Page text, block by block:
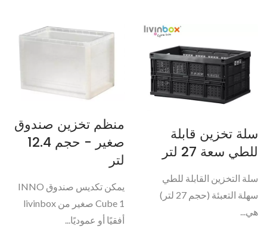
سلة تخزين قابلة
للطي سعة 27 لتر
سلة التخزين القابلة للطي
سهلة التعبئة (حجم 27 لتر)
هي...
منظم تخزين صندوق
صغير - حجم 12.4
لتر
يمكن تكديس صندوق INNO
Cube 1 صغير من livinbox
أفقيًا أو عموديًا...